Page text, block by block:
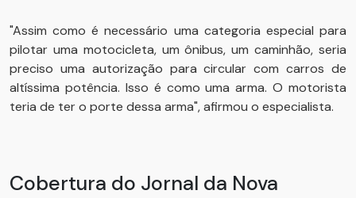
"Assim como é necessário uma categoria especial para
pilotar uma motocicleta, um ônibus, um caminhão, seria
preciso uma autorização para circular com carros de
altíssima potência. Isso é como uma arma. O motorista
teria de ter o porte dessa arma", afirmou o especialista.
Cobertura do Jornal da Nova